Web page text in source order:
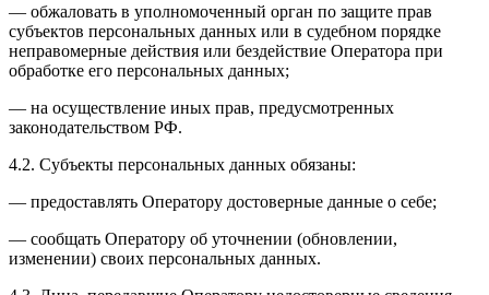
— обжаловать в уполномоченный орган по защите прав
субъектов персональных данных или в судебном порядке
неправомерные действия или бездействие Оператора при
обработке его персональных данных;
— на осуществление иных прав, предусмотренных
законодательством РФ.
4.2. Субъекты персональных данных обязаны:
— предоставлять Оператору достоверные данные о себе;
— сообщать Оператору об уточнении (обновлении,
изменении) своих персональных данных.